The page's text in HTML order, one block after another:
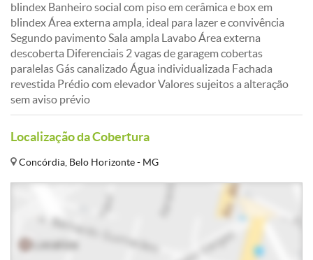
blindex Banheiro social com piso em cerâmica e box em
blindex Área externa ampla, ideal para lazer e convivência
Segundo pavimento Sala ampla Lavabo Área externa
descoberta Diferenciais 2 vagas de garagem cobertas
paralelas Gás canalizado Água individualizada Fachada
revestida Prédio com elevador Valores sujeitos a alteração
sem aviso prévio
Localização da Cobertura
Concórdia, Belo Horizonte - MG